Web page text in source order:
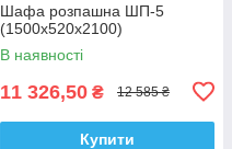
Шафа розпашна ШП-5
(1500х520х2100)
В наявності
11 326,50 ₴ 12 585 ₴
Купити